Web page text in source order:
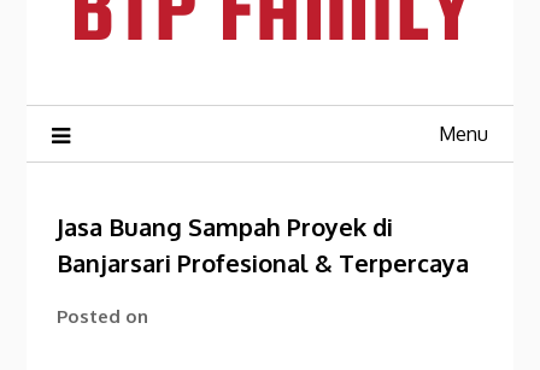
Menu
Jasa Buang Sampah Proyek di
Banjarsari Profesional & Terpercaya
Posted on